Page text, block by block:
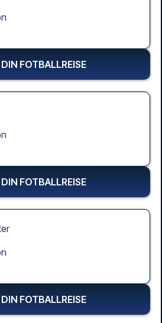
FOTBALLREISE
FOTBALLREISE
FOTBALLREISE